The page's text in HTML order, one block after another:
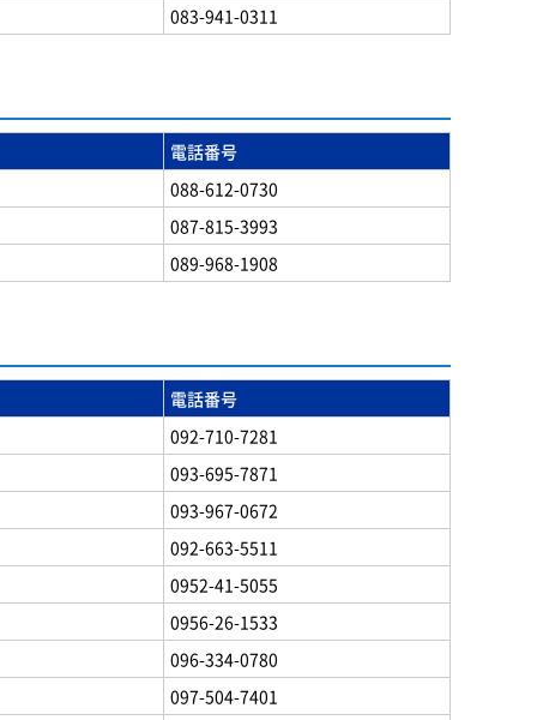
083-941-0311
電話番号
088-612-0730
087-815-3993
089-968-1908
電話番号
092-710-7281
093-695-7871
093-967-0672
092-663-5511
0952-41-5055
0956-26-1533
096-334-0780
097-504-7401